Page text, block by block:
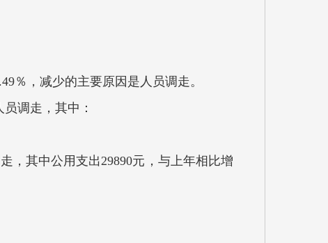
％，减少的主要原因是人员调走。
原因是人员调走，其中：
，其中公用支出29890元，与上年相比增